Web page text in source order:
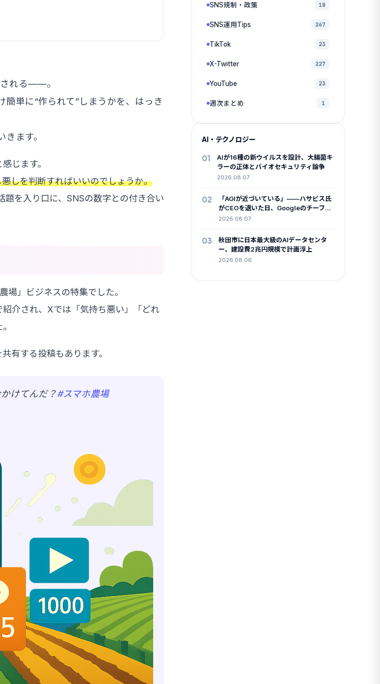
れる——。
単に“作られて”しまうかを、はっき
ます。
じます。
しを判断すればいいのでしょうか。
を入り口に、SNSの数字との付き合い
場」ビジネスの特集でした。
介され、Xでは「気持ち悪い」「どれ
有する投稿もあります。
けてんだ？#スマホ農場
SNS規制・政策 18
SNS運用Tips 267
TikTok 23
X-Twitter 227
YouTube 23
週次まとめ 1
AI・テクノロジー
01
AIが16種の新ウイルスを設計、大腸菌キ
ラーの正体とバイオセキュリティ論争
2026.08.07
02
「AGIが近づいている」——ハサビス氏
がCEOを退いた日、Googleのチーフサ
イエンティストも去った
2026.08.07
03
秋田市に日本最大級のAIデータセンタ
ー、建設費2兆円規模で計画浮上
2026.08.06